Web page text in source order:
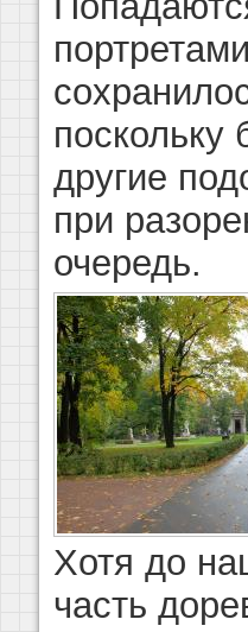
другие
при
очередь.
Хотя до
часть